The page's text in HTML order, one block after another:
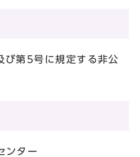
び第5号に規定する非公
ンター